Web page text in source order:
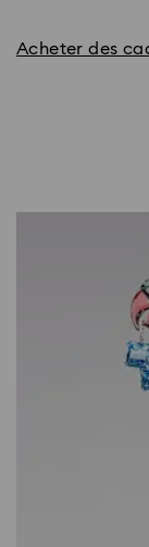
Acheter des